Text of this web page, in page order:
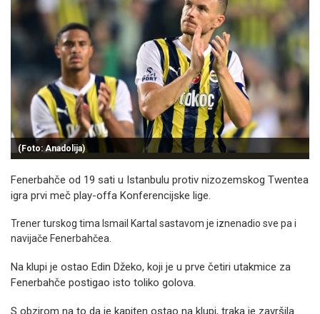
(Foto: Anadolija)
Fenerbahče od 19 sati u Istanbulu protiv nizozemskog Twentea
igra prvi meč play-offa Konferencijske lige.
Trener turskog tima Ismail Kartal sastavom je iznenadio sve pa i
navijače Fenerbahčea.
Na klupi je ostao Edin Džeko, koji je u prve četiri utakmice za
Fenerbahče postigao isto toliko golova.
S obzirom na to da je kapiten ostao na klupi, traka je završila